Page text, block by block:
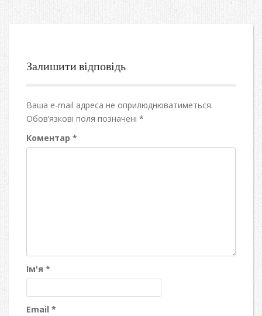
navigation
Залишити відповідь
Ваша e-mail адреса не оприлюднюватиметься.
Обов’язкові поля позначені *
Коментар *
Ім'я *
Email *